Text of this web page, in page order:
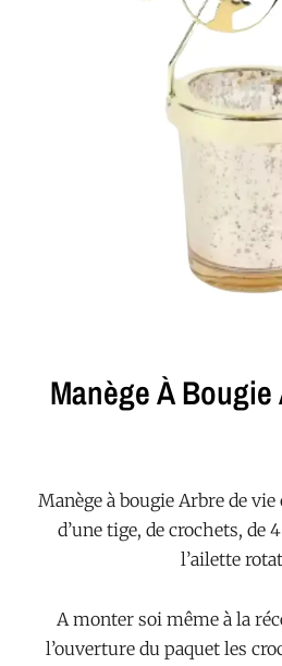
Manège À
Manège à bougie Arbre de vie
d’une tige, de crochets, de
l’ailette
A monter soi même à la
l’ouverture du paquet les